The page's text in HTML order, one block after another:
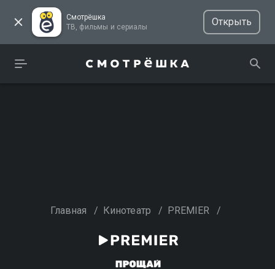
Смотрёшка
ТВ, фильмы и сериалы
Открыть
Главная / Кинотеатр / PREMIER /